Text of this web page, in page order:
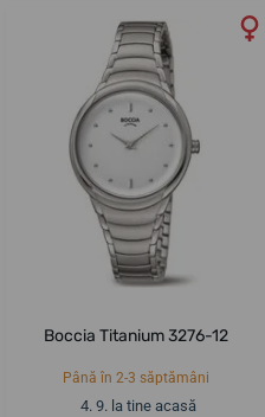
Boccia Titanium 3276-12
Până în 2-3 săptămâni
4. 9. la tine acasă